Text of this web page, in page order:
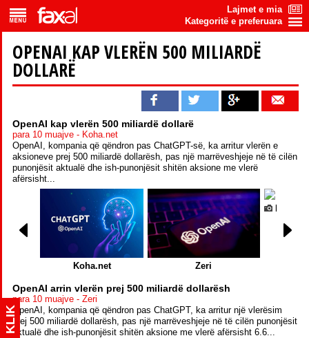
Lajmet e mia
Kategoritë e preferuara
OPENAI KAP VLERËN 500 MILIARDË
DOLLARË
OpenAI kap vlerën 500 miliardë dollarë
para 10 muajve - Koha.net
OpenAI, kompania që qëndron pas ChatGPT-së, ka arritur vlerën e
aksioneve prej 500 miliardë dollarësh, pas një marrëveshjeje në të cilën
punonjësit aktualë dhe ish-punonjësit shitën aksione me vlerë
afërsisht...
Koha.net Zeri
Indeks
OpenAI arrin vlerën prej 500 miliardë dollarësh
para 10 muajve - Zeri
OpenAI, kompania që qëndron pas ChatGPT, ka arritur një vlerësim
prej 500 miliardë dollarësh, pas një marrëveshjeje në të cilën punonjësit
aktualë dhe ish-punonjësit shitën aksione me vlerë afërsisht 6.6...
KLIK